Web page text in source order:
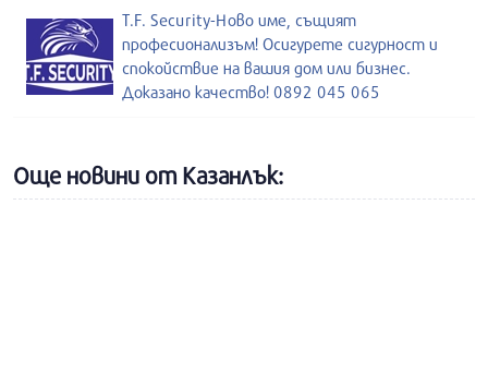
T.F. Security-Ново име, същият
професионализъм! Осигурете сигурност и
спокойствие на вашия дом или бизнес.
Доказано качество! 0892 045 065
Още новини от Казанлък: